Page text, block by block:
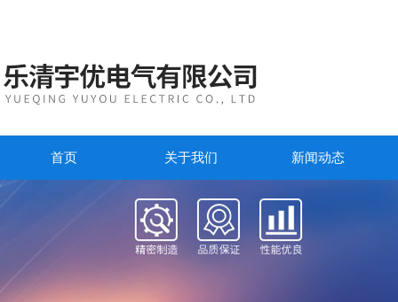
首页 关于我们 新闻动态